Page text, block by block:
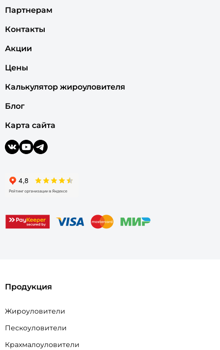
Партнерам
Контакты
Акции
Цены
Калькулятор жироуловителя
Блог
Карта сайта
Продукция
Жироуловители
Пескоуловители
Крахмалоуловители